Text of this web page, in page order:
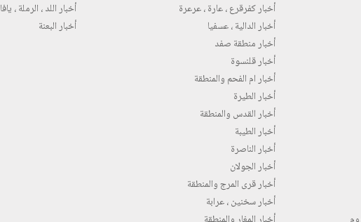
أخبار كفرقرع ، عارة ، عرعرة
أخبار الدالية ، عسفيا
أخبار منطقة صفد
أخبار قلنسوة
أخبار ام الفحم والمنطقة
أخبار الطيرة
أخبار القدس والمنطقة
أخبار الطيبة
أخبار الناصرة
أخبار الجولان
أخبار قرى المرج والمنطقة
أخبار سخنين ، عرابة
أخبار اللد ، الرملة ، يافا
أخبار البعنة